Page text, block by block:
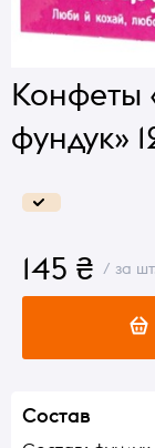
Конфеты
фундук»
145 ₴ / за
Состав